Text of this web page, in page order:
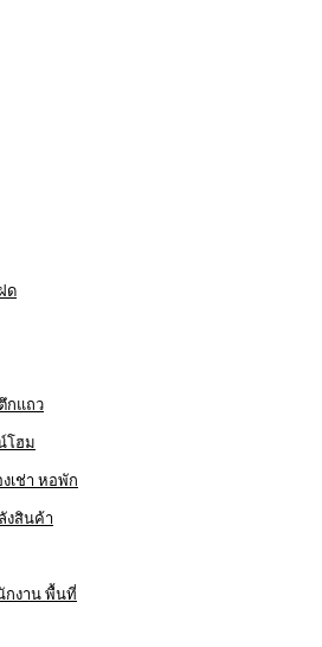
ด
กแถว
โฮม
เช่า หอพัก
งสินค้า
กงาน พื้นที่